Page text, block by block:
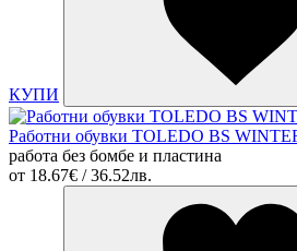
КУПИ
Работни обувки TOLEDO BS
работа без бомбе и пластина
от 18.67€ / 36.52лв.